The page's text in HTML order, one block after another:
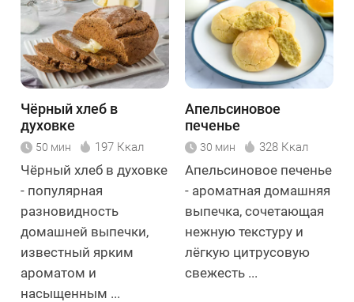
Чёрный хлеб в
духовке
50 мин 197 Ккал
Чёрный хлеб в духовке
- популярная
разновидность
домашней выпечки,
известный ярким
ароматом и
насыщенным ...
Апельсиновое
печенье
30 мин 328 Ккал
Апельсиновое печенье
- ароматная домашняя
выпечка, сочетающая
нежную текстуру и
лёгкую цитрусовую
свежесть ...